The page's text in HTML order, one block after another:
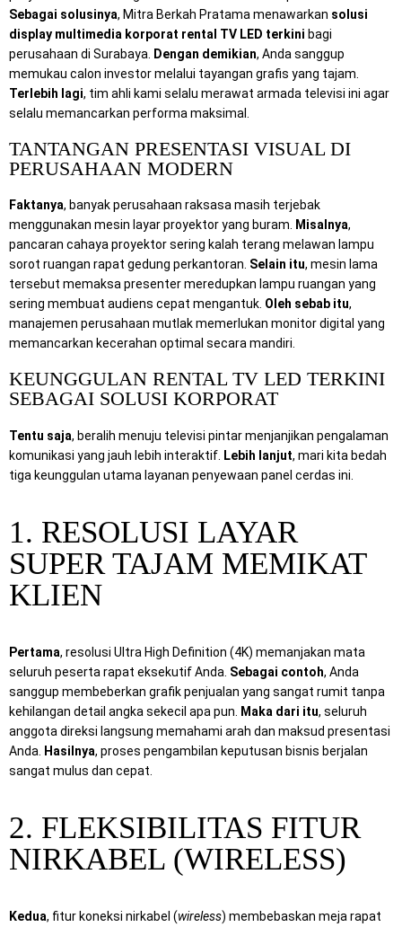
Sebagai solusinya, Mitra Berkah Pratama menawarkan solusi
display multimedia korporat rental TV LED terkini bagi
perusahaan di Surabaya. Dengan demikian, Anda sanggup
memukau calon investor melalui tayangan grafis yang tajam.
Terlebih lagi, tim ahli kami selalu merawat armada televisi ini agar
selalu memancarkan performa maksimal.
TANTANGAN PRESENTASI VISUAL DI
PERUSAHAAN MODERN
Faktanya, banyak perusahaan raksasa masih terjebak
menggunakan mesin layar proyektor yang buram.
Misalnya,
pancaran cahaya proyektor sering kalah terang melawan lampu
sorot ruangan rapat gedung perkantoran. Selain itu, mesin lama
tersebut memaksa presenter meredupkan lampu ruangan yang
sering membuat audiens cepat mengantuk. Oleh sebab itu,
manajemen perusahaan mutlak memerlukan monitor digital yang
memancarkan kecerahan optimal secara mandiri.
KEUNGGULAN RENTAL TV LED TERKINI
SEBAGAI SOLUSI KORPORAT
Tentu saja, beralih menuju televisi pintar menjanjikan pengalaman
komunikasi yang jauh lebih interaktif. Lebih lanjut, mari kita bedah
tiga keunggulan utama layanan penyewaan panel cerdas ini.
1. RESOLUSI LAYAR
SUPER TAJAM MEMIKAT
KLIEN
Pertama, resolusi Ultra High Definition (4K) memanjakan mata
seluruh peserta rapat eksekutif Anda. Sebagai contoh, Anda
sanggup membeberkan grafik penjualan yang sangat rumit tanpa
kehilangan detail angka sekecil apa pun. Maka dari itu, seluruh
anggota direksi langsung memahami arah dan maksud presentasi
Anda. Hasilnya, proses pengambilan keputusan bisnis berjalan
sangat mulus dan cepat.
2. FLEKSIBILITAS FITUR
NIRKABEL (WIRELESS)
Kedua, fitur koneksi nirkabel (wireless) membebaskan meja rapat